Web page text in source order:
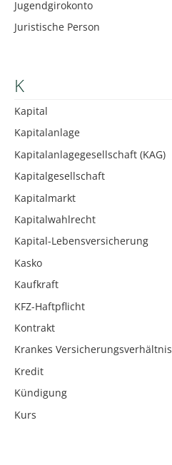
Jugendgirokonto
Juristische Person
K
Kapital
Kapitalanlage
Kapitalanlagegesellschaft (KAG)
Kapitalgesellschaft
Kapitalmarkt
Kapitalwahlrecht
Kapital-Lebensversicherung
Kasko
Kaufkraft
KFZ-Haftpflicht
Kontrakt
Krankes Versicherungsverhältnis
Kredit
Kündigung
Kurs